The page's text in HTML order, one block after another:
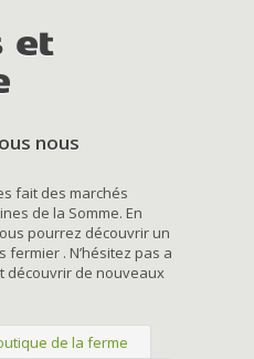
et
nous
fait des marchés
de la Somme. En
pourrez découvrir un
. N’hésitez pas a
découvrir de nouveaux
de la ferme